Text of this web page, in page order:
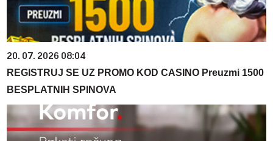
20. 07. 2026 08:04
REGISTRUJ SE UZ PROMO KOD CASINO Preuzmi 1500
BESPLATNIH SPINOVA